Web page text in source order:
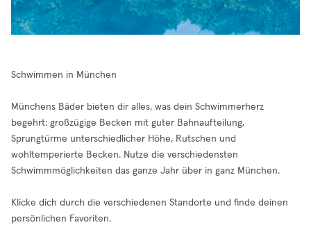
Schwimmen in München
Münchens Bäder bieten dir alles, was dein Schwimmerherz
begehrt: großzügige Becken mit guter Bahnaufteilung,
Sprungtürme unterschiedlicher Höhe, Rutschen und
wohltemperierte Becken. Nutze die verschiedensten
Schwimmmöglichkeiten das ganze Jahr über in ganz München.
Klicke dich durch die verschiedenen Standorte und finde deinen
persönlichen Favoriten.